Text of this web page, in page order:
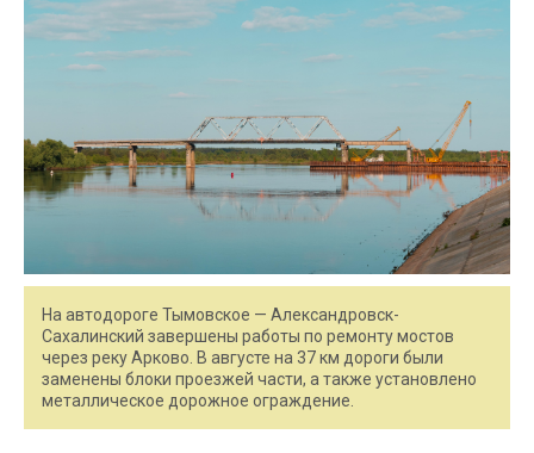
На автодороге Тымовское — Александровск-
Сахалинский завершены работы по ремонту мостов
через реку Арково. В августе на 37 км дороги были
заменены блоки проезжей части, а также установлено
металлическое дорожное ограждение.